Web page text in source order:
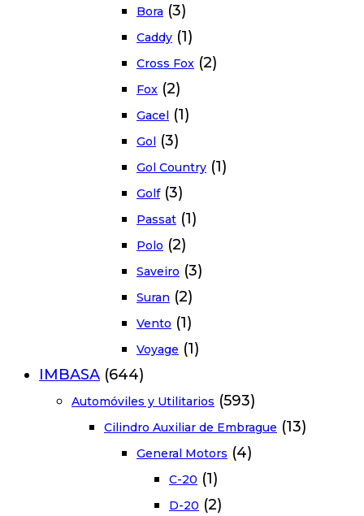
Bora (3)
Caddy (1)
Cross Fox (2)
Fox (2)
Gacel (1)
Gol (3)
Gol Country (1)
Golf (3)
Passat (1)
Polo (2)
Saveiro (3)
Suran (2)
Vento (1)
Voyage (1)
IMBASA (644)
Automóviles y Utilitarios (593)
Cilindro Auxiliar de Embrague (13)
General Motors (4)
C-20 (1)
D-20 (2)